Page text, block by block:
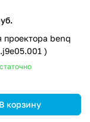
проектора benq
)
В корзину